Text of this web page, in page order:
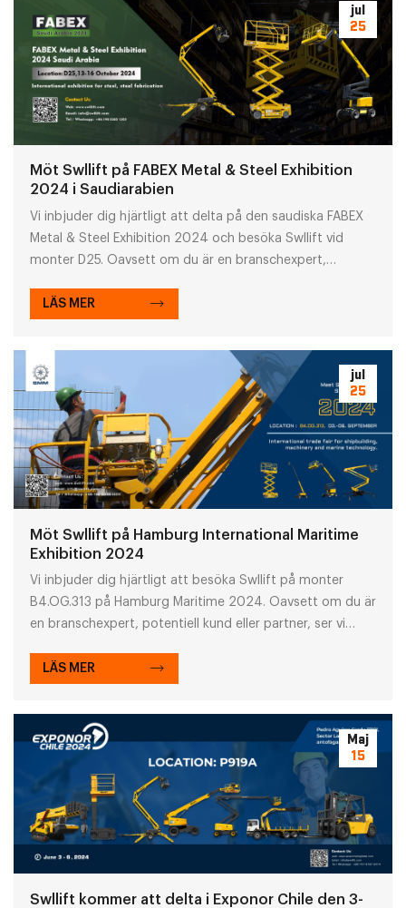
jul
25
Möt Swllift på FABEX Metal & Steel Exhibition
2024 i Saudiarabien
Vi inbjuder dig hjärtligt att delta på den saudiska FABEX
Metal & Steel Exhibition 2024 och besöka Swllift vid
monter D25. Oavsett om du är en branschexpert,
dig ansikte mot ansikte för att diskutera den senaste
LÄS MER
jul
25
Möt Swllift på Hamburg International Maritime
Exhibition 2024
Vi inbjuder dig hjärtligt att besöka Swllift på monter
B4.OG.313 på Hamburg Maritime 2024. Oavsett om du är
en branschexpert, potentiell kund eller partner, ser vi
diskutera den senaste utvecklingen och
LÄS MER
Maj
15
Swllift kommer att delta i Exponor Chile den 3-